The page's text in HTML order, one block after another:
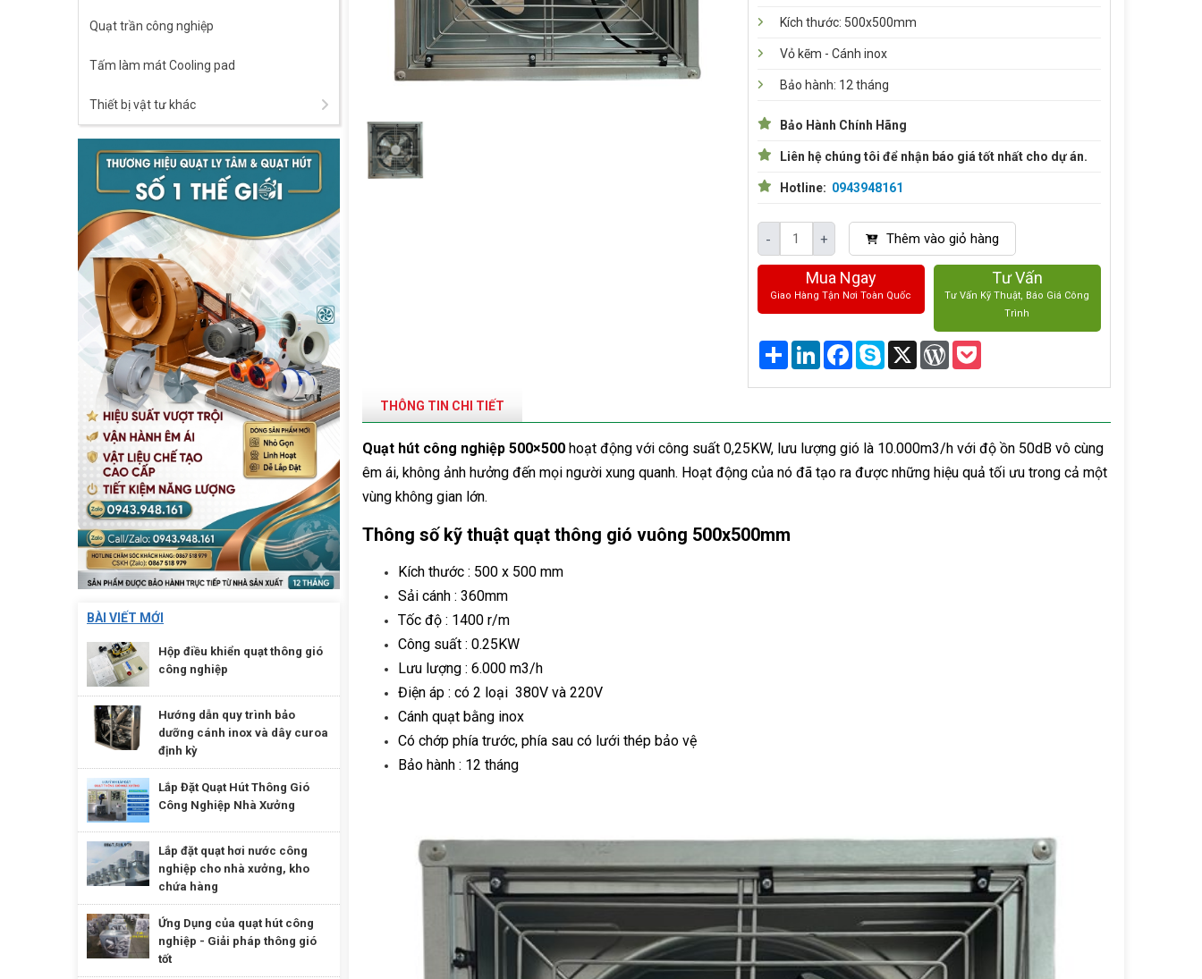
Quạt trần công nghiệp
Tấm làm mát Cooling pad
Thiết bị vật tư khác
BÀI VIẾT MỚI
Hộp điều khiển quạt thông gió
công nghiệp
Hướng dẫn quy trình bảo
dưỡng cánh inox và dây curoa
định kỳ
Lắp Đặt Quạt Hút Thông Gió
Công Nghiệp Nhà Xưởng
Lắp đặt quạt hơi nước công
nghiệp cho nhà xưởng, kho
chứa hàng
Ứng Dụng của quạt hút công
nghiệp - Giải pháp thông gió
tốt
Kích thước: 500x500mm
Vỏ kẽm - Cánh inox
Bảo hành: 12 tháng
Bảo Hành Chính Hãng
Liên hệ chúng tôi để nhận báo giá tốt nhất cho dự án.
Hotline: 0943948161
- + Thêm vào giỏ hàng
Mua Ngay
Giao Hàng Tận Nơi Toàn Quốc
Tư Vấn
Tư Vấn Kỹ Thuật, Báo Giá Công
Trình
ShareLinkedInFacebook
SkypeX WordPress
Pocket
THÔNG TIN CHI TIẾT
Quạt hút công nghiệp 500×500hoạt động với công suất 0,25KW, lưu lượng gió là 10.000m3/h với độ ồn 50dB vô cùng
êm ái, không ảnh hưởng đến mọi người xung quanh. Hoạt động của nó đã tạo ra được những hiệu quả tối ưu trong cả một
vùng không gian lớn.
Thông số kỹ thuật quạt thông gió vuông 500x500mm
Kích thước : 500 x 500 mm
Sải cánh : 360mm
Tốc độ : 1400 r/m
Công suất : 0.25KW
Lưu lượng : 6.000 m3/h
Điện áp : có 2 loại 380V và 220V
Cánh quạt bằng inox
Có chớp phía trước, phía sau có lưới thép bảo vệ
Bảo hành : 12 tháng